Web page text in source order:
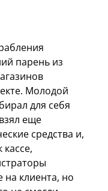
парень из
Молодой
для себя
еще
средства и,
клиента, но